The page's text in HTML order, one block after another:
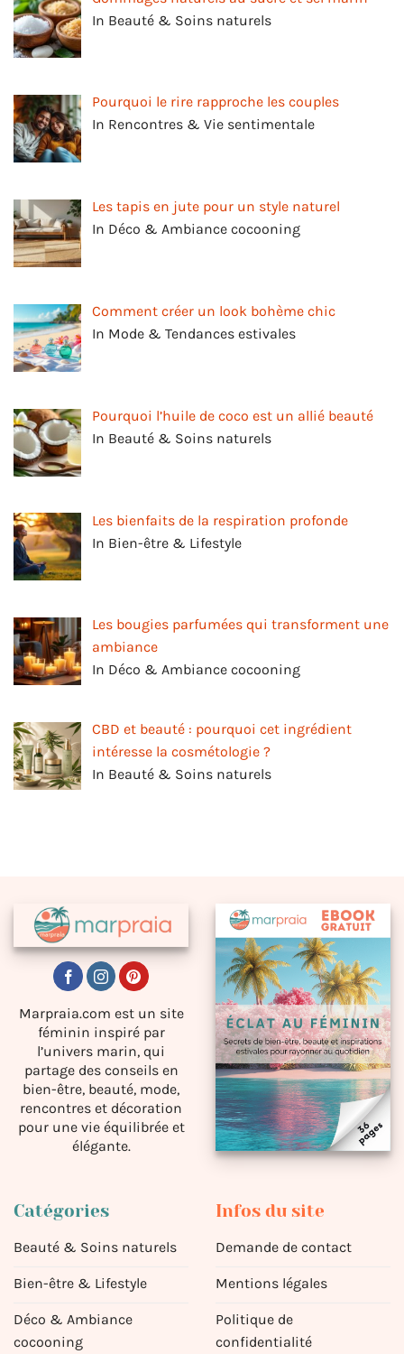
In Beauté & Soins naturels
Pourquoi le rire rapproche les couples
In Rencontres & Vie sentimentale
Les tapis en jute pour un style naturel
In Déco & Ambiance cocooning
Comment créer un look bohème chic
In Mode & Tendances estivales
Pourquoi l’huile de coco est un allié beauté
In Beauté & Soins naturels
Les bienfaits de la respiration profonde
In Bien-être & Lifestyle
Les bougies parfumées qui transforment une
ambiance
In Déco & Ambiance cocooning
CBD et beauté : pourquoi cet ingrédient
intéresse la cosmétologie ?
In Beauté & Soins naturels
Marpraia.com est un site
féminin inspiré par
l’univers marin, qui
partage des conseils en
bien-être, beauté, mode,
rencontres et décoration
pour une vie équilibrée et
élégante.
Catégories
Beauté & Soins naturels
Bien-être & Lifestyle
Déco & Ambiance
cocooning
Infos du site
Demande de contact
Mentions légales
Politique de
confidentialité